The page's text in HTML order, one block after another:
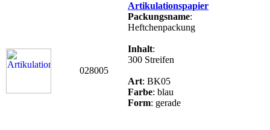
028005
Artikulationspapier
Packungsname:
Heftchenpackung
Inhalt:
300 Streifen
Art: BK05
Farbe: blau
Form: gerade